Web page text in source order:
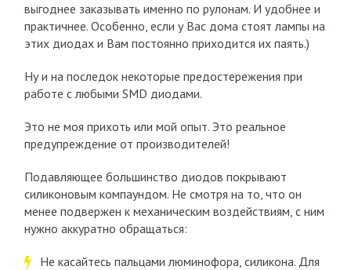
выгоднее заказывать именно по рулонам. И удобнее и
практичнее. Особенно, если у Вас дома стоят лампы на
этих диодах и Вам постоянно приходится их паять.)
Ну и на последок некоторые предостережения при
работе с любыми SMD диодами.
Это не моя прихоть или мой опыт. Это реальное
предупреждение от производителей!
Подавляющее большинство диодов покрывают
силиконовым компаундом. Не смотря на то, что он
менее подвержен к механическим воздействиям, с ним
нужно аккуратно обращаться:
Не касайтесь пальцами люминофора, силикона. Для